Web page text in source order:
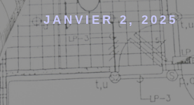
JANVIER 2, 2025